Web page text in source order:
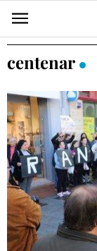
POLÍTICA
ELECCIONES
SUCESOS
ECONOMÍA
DESARROLLO
LUCENA
centenar